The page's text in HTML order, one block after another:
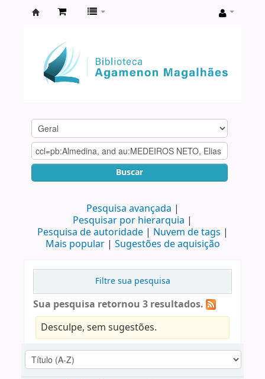
Agamenon
Magalhães
Buscar
Pesquisa avançada
Pesquisar por hierarquia
Pesquisa de autoridade
Nuvem de tags
Mais popular
Sugestões de aquisição
Filtre sua pesquisa
Sua pesquisa retornou 3 resultados.
Desculpe, sem sugestões.